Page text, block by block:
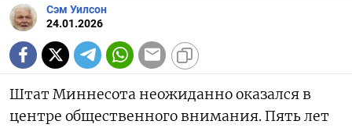
Сэм Уилсон
24.01.2026
Штат Миннесота неожиданно оказался в
центре общественного внимания. Пять лет